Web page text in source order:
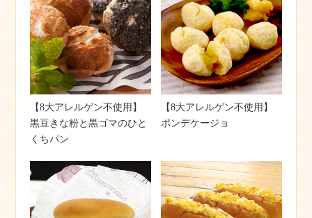
【8大アレルゲン不使用】
黒豆きな粉と黒ゴマのひと
くちパン
【8大アレルゲン不使用】
ポンデケージョ